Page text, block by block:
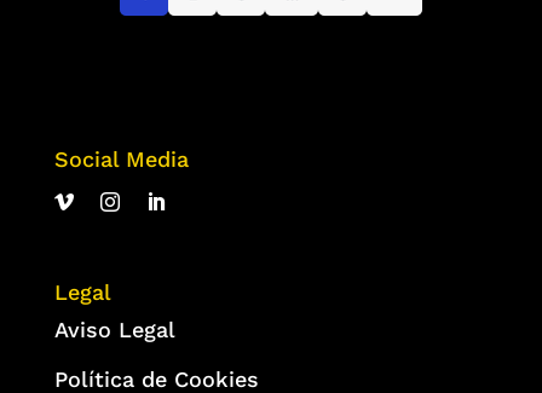
Social Media
Legal
Aviso Legal
Política de Cookies